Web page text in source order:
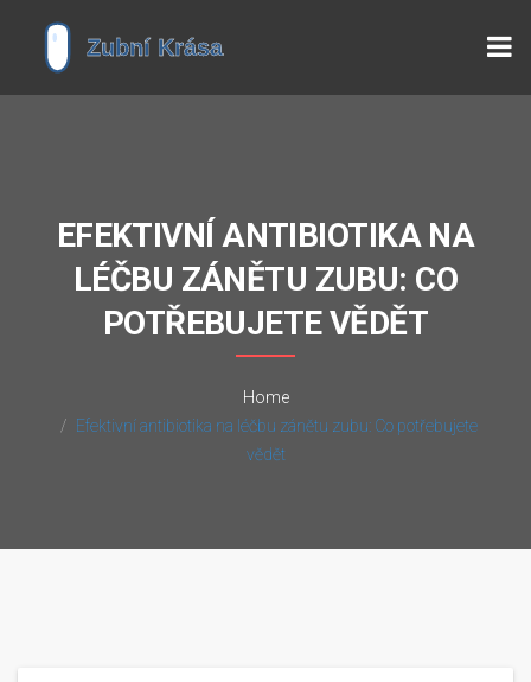
EFEKTIVNÍ ANTIBIOTIKA NA
LÉČBU ZÁNĚTU ZUBU: CO
POTŘEBUJETE VĚDĚT
Home
Efektivní antibiotika na léčbu zánětu zubu: Co potřebujete
vědět